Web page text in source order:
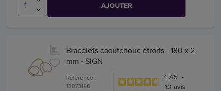
AJOUTER
Bracelets caoutchouc étroits - 180 x 2
mm - SIGN
Référence :
13073186
4.7/5 -
10 avis